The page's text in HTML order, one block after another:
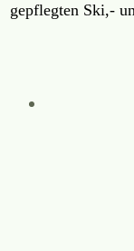
gepflegten Ski,-